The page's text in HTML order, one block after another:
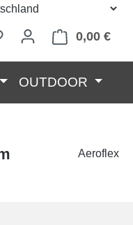
anzeigen
0,00 €
OUTDOOR
Aeroflex